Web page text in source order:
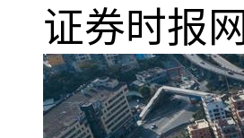
证券时报网